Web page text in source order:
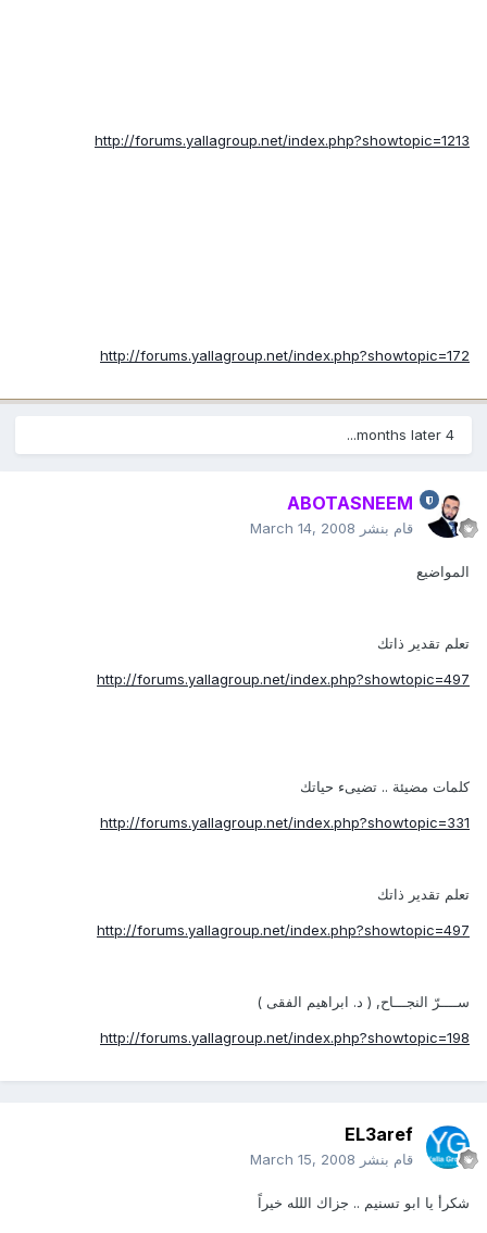
http://forums.yallagroup.net/index.php?showtopic=1213
http://forums.yallagroup.net/index.php?showtopic=172
4 months later...
ABOTASNEEM
قام بنشر March 14, 2008
المواضيع
تعلم تقدير ذاتك
http://forums.yallagroup.net/index.php?showtopic=497
كلمات مضيئة .. تضيىء حياتك
http://forums.yallagroup.net/index.php?showtopic=331
تعلم تقدير ذاتك
http://forums.yallagroup.net/index.php?showtopic=497
ســــرّ النجـــاح, ( د. ابراهيم الفقى )
http://forums.yallagroup.net/index.php?showtopic=198
EL3aref
قام بنشر March 15, 2008
شكرأ يا ابو تسنيم .. جزاك اللله خيراً